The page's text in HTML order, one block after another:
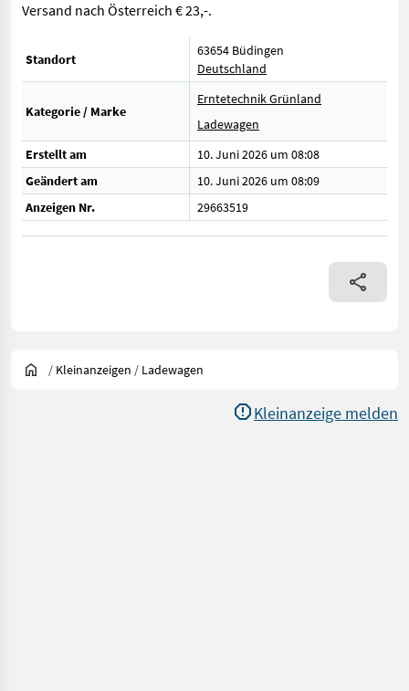
Versand nach Österreich € 23,-.
Standort
63654 Büdingen
Deutschland
Kategorie / Marke
Erntetechnik Grünland
Ladewagen
Erstellt am
10. Juni 2026 um 08:08
Geändert am
10. Juni 2026 um 08:09
Anzeigen Nr.
29663519
/ Kleinanzeigen / Ladewagen
Kleinanzeige melden